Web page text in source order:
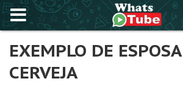
EXEMPLO DE
CERVEJA